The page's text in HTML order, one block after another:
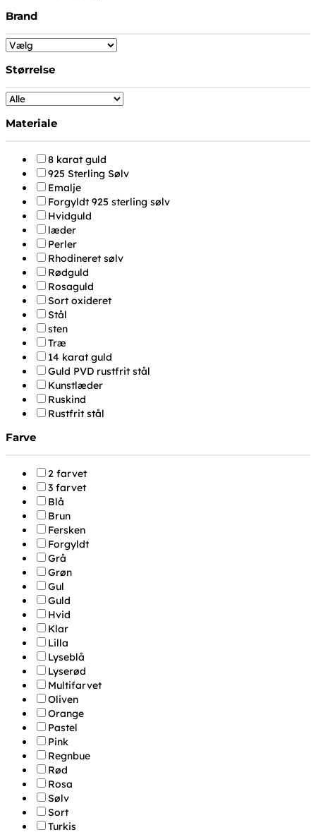
Brand
Størrelse
Materiale
8 karat guld
925 Sterling Sølv
Emalje
Forgyldt 925 sterling sølv
Hvidguld
læder
Perler
Rhodineret sølv
Rødguld
Rosaguld
Sort oxideret
Stål
sten
Træ
14 karat guld
Guld PVD rustfrit stål
Kunstlæder
Ruskind
Rustfrit stål
Farve
2 farvet
3 farvet
Blå
Brun
Fersken
Forgyldt
Grå
Grøn
Gul
Guld
Hvid
Klar
Lilla
Lyseblå
Lyserød
Multifarvet
Oliven
Orange
Pastel
Pink
Regnbue
Rød
Rosa
Sølv
Sort
Turkis